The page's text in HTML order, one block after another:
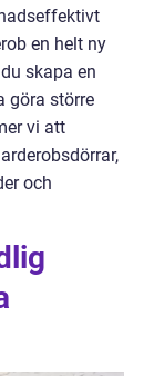
en helt ny
skapa en
göra större
vi att
och